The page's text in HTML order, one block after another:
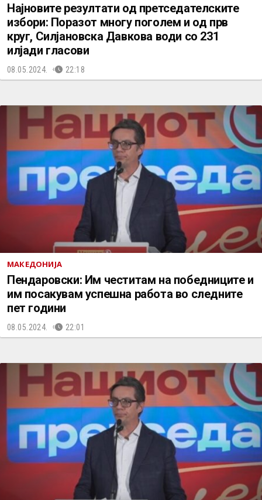
Најновите резултати од претседателските
избори: Поразот многу поголем и од прв
круг, Силјановска Давкова води со 231
илјади гласови
08.05.2024. 22:18
МАКЕДОНИЈА
Пендаровски: Им честитам на победниците и
им посакувам успешна работа во следните
пет години
08.05.2024. 22:01